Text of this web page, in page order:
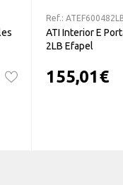
Ref.:
ATI Interior E
2LB Efapel
155,01€